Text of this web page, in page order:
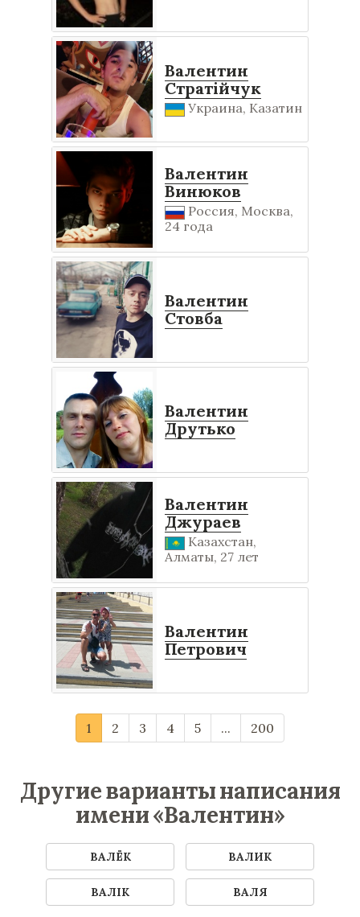
Валентин
Стратійчук
Украина, Казатин
Валентин
Винюков
Россия, Москва,
24 года
Валентин
Стовба
Валентин
Друтько
Валентин
Джураев
Казахстан,
Алматы, 27 лет
Валентин
Петрович
1 2 3 4 5 ... 200
Другие варианты написания
имени «Валентин»
ВАЛЁК ВАЛИК
ВАЛІК ВАЛЯ